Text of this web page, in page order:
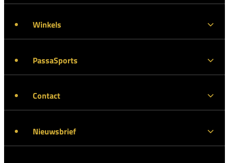
Winkels
PassaSports
Contact
Nieuwsbrief